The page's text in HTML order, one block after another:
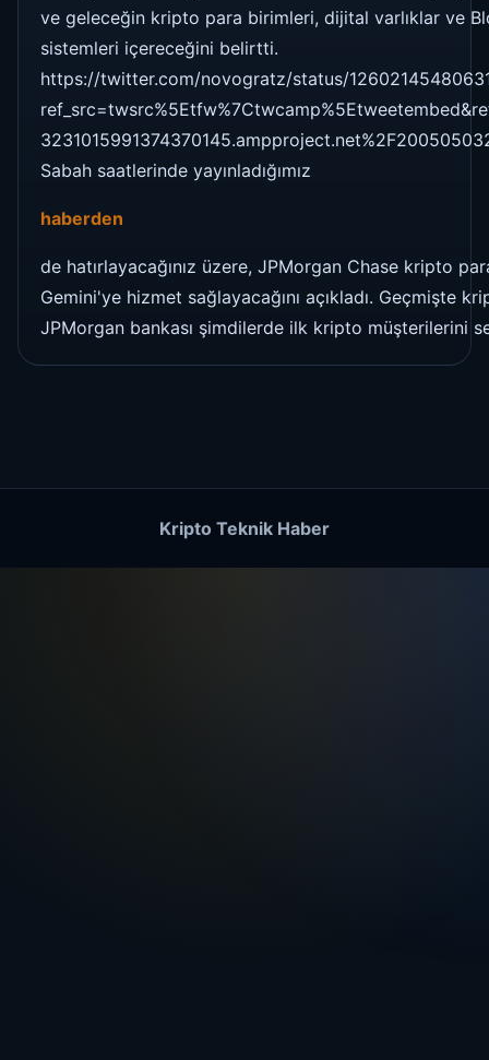
ve geleceğin kripto para birimleri, dijital varlıklar ve
sistemleri içereceğini belirtti.
https://twitter.com/novogratz/status/
Sabah saatlerinde yayınladığımız
haberden
de hatırlayacağınız üzere, JPMorgan Chase kripto
Gemini'ye hizmet sağlayacağını açıkladı. Geçmişte
JPMorgan bankası şimdilerde ilk kripto müşterilerini
Kripto Teknik Haber